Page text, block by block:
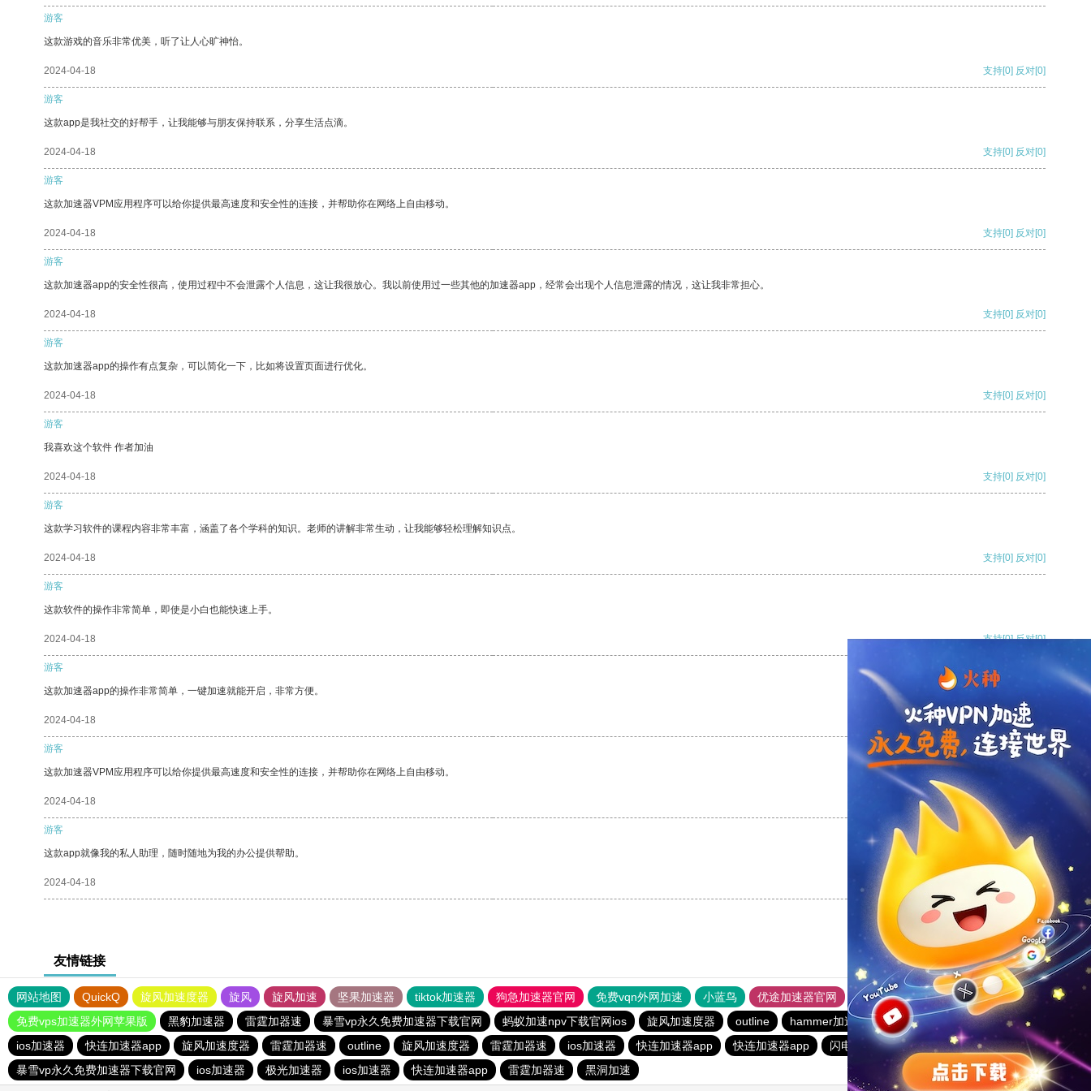
游客
这款游戏的音乐非常优美，听了让人心旷神怡。
2024-04-18 支持[0] 反对[0]
游客
这款app是我社交的好帮手，让我能够与朋友保持联系，分享生活点滴。
2024-04-18 支持[0] 反对[0]
游客
这款加速器VPM应用程序可以给你提供最高速度和安全性的连接，并帮助你在网络上自由移动。
2024-04-18 支持[0] 反对[0]
游客
这款加速器app的安全性很高，使用过程中不会泄露个人信息，这让我很放心。我以前使用过一些其他的加速器app，经常会出现个人信息泄露的情况，这让我非常担心。
2024-04-18 支持[0] 反对[0]
游客
这款加速器app的操作有点复杂，可以简化一下，比如将设置页面进行优化。
2024-04-18 支持[0] 反对[0]
游客
我喜欢这个软件 作者加油
2024-04-18 支持[0] 反对[0]
游客
这款学习软件的课程内容非常丰富，涵盖了各个学科的知识。老师的讲解非常生动，让我能够轻松理解知识点。
2024-04-18 支持[0] 反对[0]
游客
这款软件的操作非常简单，即使是小白也能快速上手。
2024-04-18 支持[0] 反对[0]
游客
这款加速器app的操作非常简单，一键加速就能开启，非常方便。
2024-04-18 支持[0] 反对
游客
这款加速器VPM应用程序可以给你提供最高速度和安全性的连接，并帮助你在网络上自由移动。
2024-04-18 支持
游客
这款app就像我的私人助理，随时随地为我的办公提供帮助。
2024-04-18 支持 反对 [0]
友情链接
网站地图 QuickQ 旋风加速度器 旋风 旋风加速 坚果加速器 tiktok加速器 狗急加速器官网 免费vqn外网加速 小蓝鸟 优途加速器官网 风驰加速器 旋风加速器
八戒看书
免费vps加速器外网苹果版
黑豹加速器 雷霆加器速 暴雪vp永久免费加速器下载官网 蚂蚁加速npv下载官网ios 旋风加速度器 outline hammer加速器 outline 一元机场
outline
ios加速器
快连加速器app 旋风加速度器 雷霆加器速 outline 旋风加速度器 雷霆加器速 ios加速器 快连加速器app 快连加速器app 闪电猫加速器
旋风加速度器
暴雪vp永久免费加速器下载官网
ios加速器 极光加速器 ios加速器 快连加速器app 雷霆加器速 黑洞加速